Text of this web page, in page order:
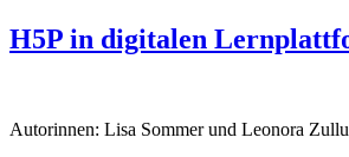
H5P in digitalen
Autorinnen: Lisa Sommer und Leonora